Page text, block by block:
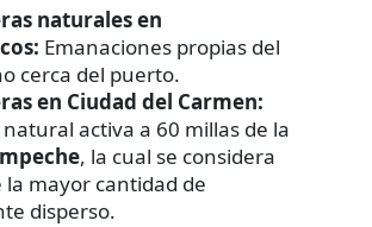
naturales en
Emanaciones propias del
cerca del puerto.
en Ciudad del Carmen:
activa a 60 millas de la
, la cual se considera
la mayor cantidad de
disperso.